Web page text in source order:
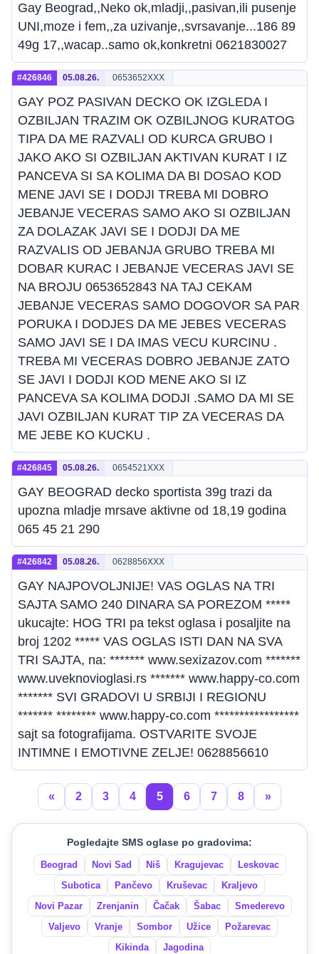
Gay Beograd,,Neko ok,mladji,,pasivan,ili pusenje
UNI,moze i fem,,za uzivanje,,svrsavanje...186 89
49g 17,,wacap..samo ok,konkretni 0621830027
#426846 05.08.26. 0653652XXX
GAY POZ PASIVAN DECKO OK IZGLEDA I
OZBILJAN TRAZIM OK OZBILJNOG KURATOG
TIPA DA ME RAZVALI OD KURCA GRUBO I
JAKO AKO SI OZBILJAN AKTIVAN KURAT I IZ
PANCEVA SI SA KOLIMA DA BI DOSAO KOD
MENE JAVI SE I DODJI TREBA MI DOBRO
JEBANJE VECERAS SAMO AKO SI OZBILJAN
ZA DOLAZAK JAVI SE I DODJI DA ME
RAZVALIS OD JEBANJA GRUBO TREBA MI
DOBAR KURAC I JEBANJE VECERAS JAVI SE
NA BROJU 0653652843 NA TAJ CEKAM
JEBANJE VECERAS SAMO DOGOVOR SA PAR
PORUKA I DODJES DA ME JEBES VECERAS
SAMO JAVI SE I DA IMAS VECU KURCINU .
TREBA MI VECERAS DOBRO JEBANJE ZATO
SE JAVI I DODJI KOD MENE AKO SI IZ
PANCEVA SA KOLIMA DODJI .SAMO DA MI SE
JAVI OZBILJAN KURAT TIP ZA VECERAS DA
ME JEBE KO KUCKU .
#426845 05.08.26. 0654521XXX
GAY BEOGRAD decko sportista 39g trazi da
upozna mladje mrsave aktivne od 18,19 godina
065 45 21 290
#426842 05.08.26. 0628856XXX
GAY NAJPOVOLJNIJE! VAS OGLAS NA TRI
SAJTA SAMO 240 DINARA SA POREZOM *****
ukucajte: HOG TRI pa tekst oglasa i posaljite na
broj 1202 ***** VAS OGLAS ISTI DAN NA SVA
TRI SAJTA, na: ******* www.sexizazov.com *******
www.uveknovioglasi.rs ******* www.happy-co.com
******* SVI GRADOVI U SRBIJI I REGIONU
******* ******** www.happy-co.com *****************
sajt sa fotografijama. OSTVARITE SVOJE
INTIMNE I EMOTIVNE ZELJE! 0628856610
« 2 3 4 5 6 7 8 »
Pogledajte SMS oglase po gradovima:
Beograd Novi Sad Niš Kragujevac
Leskovac
Subotica
Pančevo Kruševac
Kraljevo
Novi Pazar
Zrenjanin Čačak Šabac
Smederevo
Valjevo
Vranje Sombor Užice
Požarevac
Kikinda
Jagodina